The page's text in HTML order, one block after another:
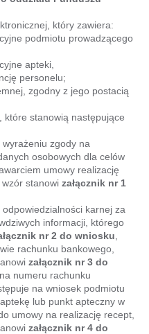
który zawiera:
podmiotu prowadzącego
apteki,
personelu;
zgodny z jego postacią
które stanowią następujące
zgody na
osobowych dla celów
umowy realizację
stanowi załącznik nr 1
karnej za
informacji, którego
nr 2 do wniosku
rachunku bankowego,
załącznik nr 3 do
numeru rachunku
na wniosek podmiotu
lub punkt apteczny w
umowy na realizację recept,
załącznik nr 4 do